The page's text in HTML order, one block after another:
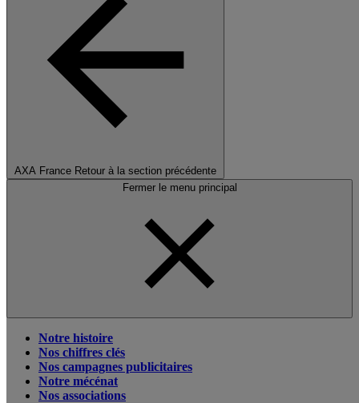
AXA France Retour à la section précédente
Fermer le menu principal
Notre histoire
Nos chiffres clés
Nos campagnes publicitaires
Notre mécénat
Nos associations